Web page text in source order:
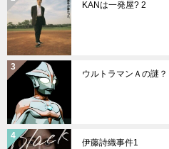
KANは一発屋? 2
ウルトラマンＡの謎？
伊藤詩織事件1